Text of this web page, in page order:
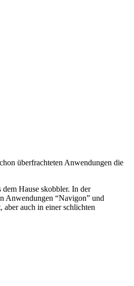
überfrachteten Anwendungen die
Hause skobbler. In der
Anwendungen “Navigon” und
aber auch in einer schlichten